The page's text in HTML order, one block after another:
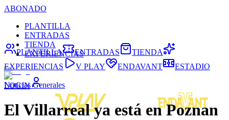
ABONADO
PLANTILLA
ENTRADAS
TIENDA
EXPERIENCIAS
LOGIN
PLANTILLA ENTRADAS
TIENDA
EXPERIENCIAS
V PLAY ENDAVANT ESTADIO
Noticias Generales
El Villarreal ya está en Poznan